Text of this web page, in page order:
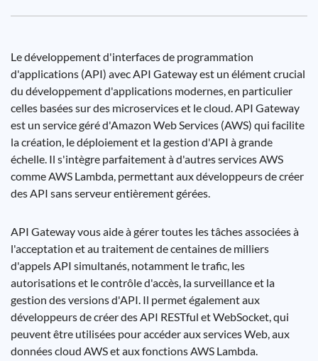
Le développement d'interfaces de programmation
d'applications (API) avec API Gateway est un élément crucial
du développement d'applications modernes, en particulier
celles basées sur des microservices et le cloud. API Gateway
est un service géré d'Amazon Web Services (AWS) qui facilite
la création, le déploiement et la gestion d'API à grande
échelle. Il s'intègre parfaitement à d'autres services AWS
comme AWS Lambda, permettant aux développeurs de créer
des API sans serveur entièrement gérées.
API Gateway vous aide à gérer toutes les tâches associées à
l'acceptation et au traitement de centaines de milliers
d'appels API simultanés, notamment le trafic, les
autorisations et le contrôle d'accès, la surveillance et la
gestion des versions d'API. Il permet également aux
développeurs de créer des API RESTful et WebSocket, qui
peuvent être utilisées pour accéder aux services Web, aux
données cloud AWS et aux fonctions AWS Lambda.